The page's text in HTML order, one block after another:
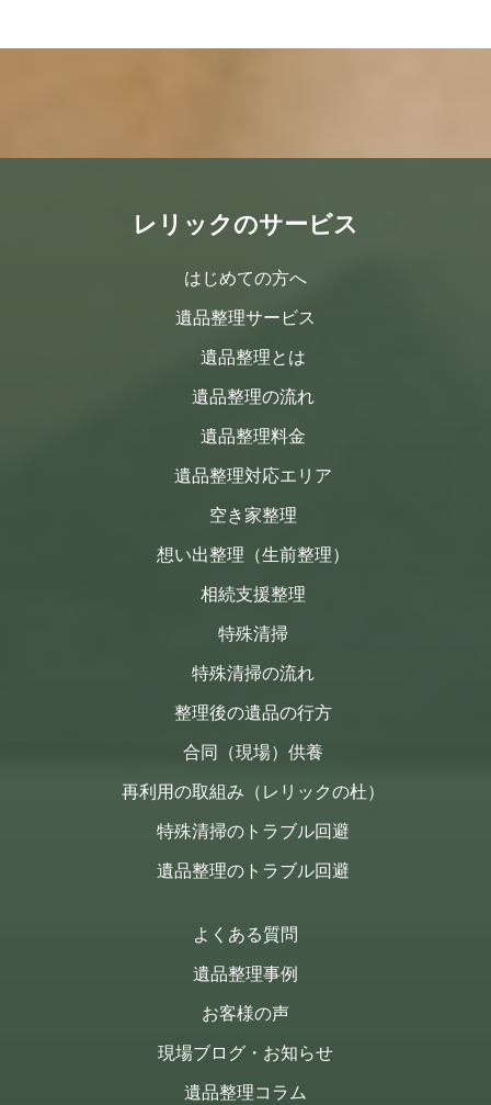
レリックのサービス
はじめての方へ
遺品整理サービス
遺品整理とは
遺品整理の流れ
遺品整理料金
遺品整理対応エリア
空き家整理
想い出整理（生前整理）
相続支援整理
特殊清掃
特殊清掃の流れ
整理後の遺品の行方
合同（現場）供養
再利用の取組み（レリックの杜）
特殊清掃のトラブル回避
遺品整理のトラブル回避
よくある質問
遺品整理事例
お客様の声
現場ブログ・お知らせ
遺品整理コラム